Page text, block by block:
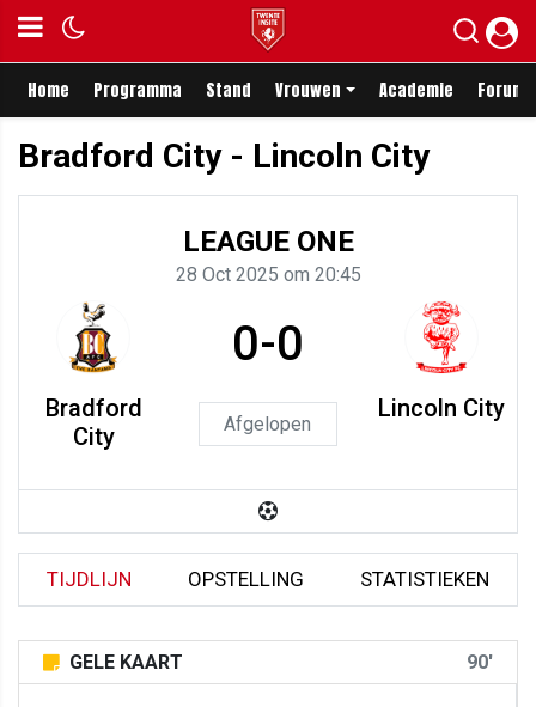
Home Programma Stand Vrouwen Academie Forum
Bradford City - Lincoln City
LEAGUE ONE
28 Oct 2025 om 20:45
Bradford
City
0-0
Afgelopen
Lincoln City
TIJDLIJN OPSTELLING STATISTIEKEN
GELE KAART 90'